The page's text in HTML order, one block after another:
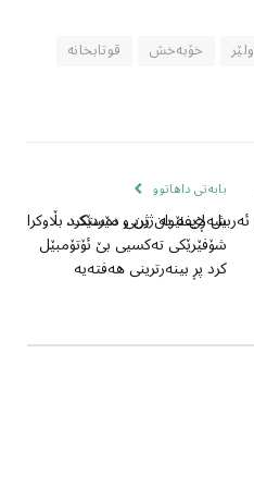
خۆبەخش
قوتابخانە
لایفە بە ژیریی دەستکرد بڵاوکرایەوە
بابەتی داهاتوو
شەڕی نێوان ژن و مێردێک،
شۆفێرێکی تەکسیی بێ ئۆتۆمبێل
کرد پڕ بینەرترینی هەفتەیە